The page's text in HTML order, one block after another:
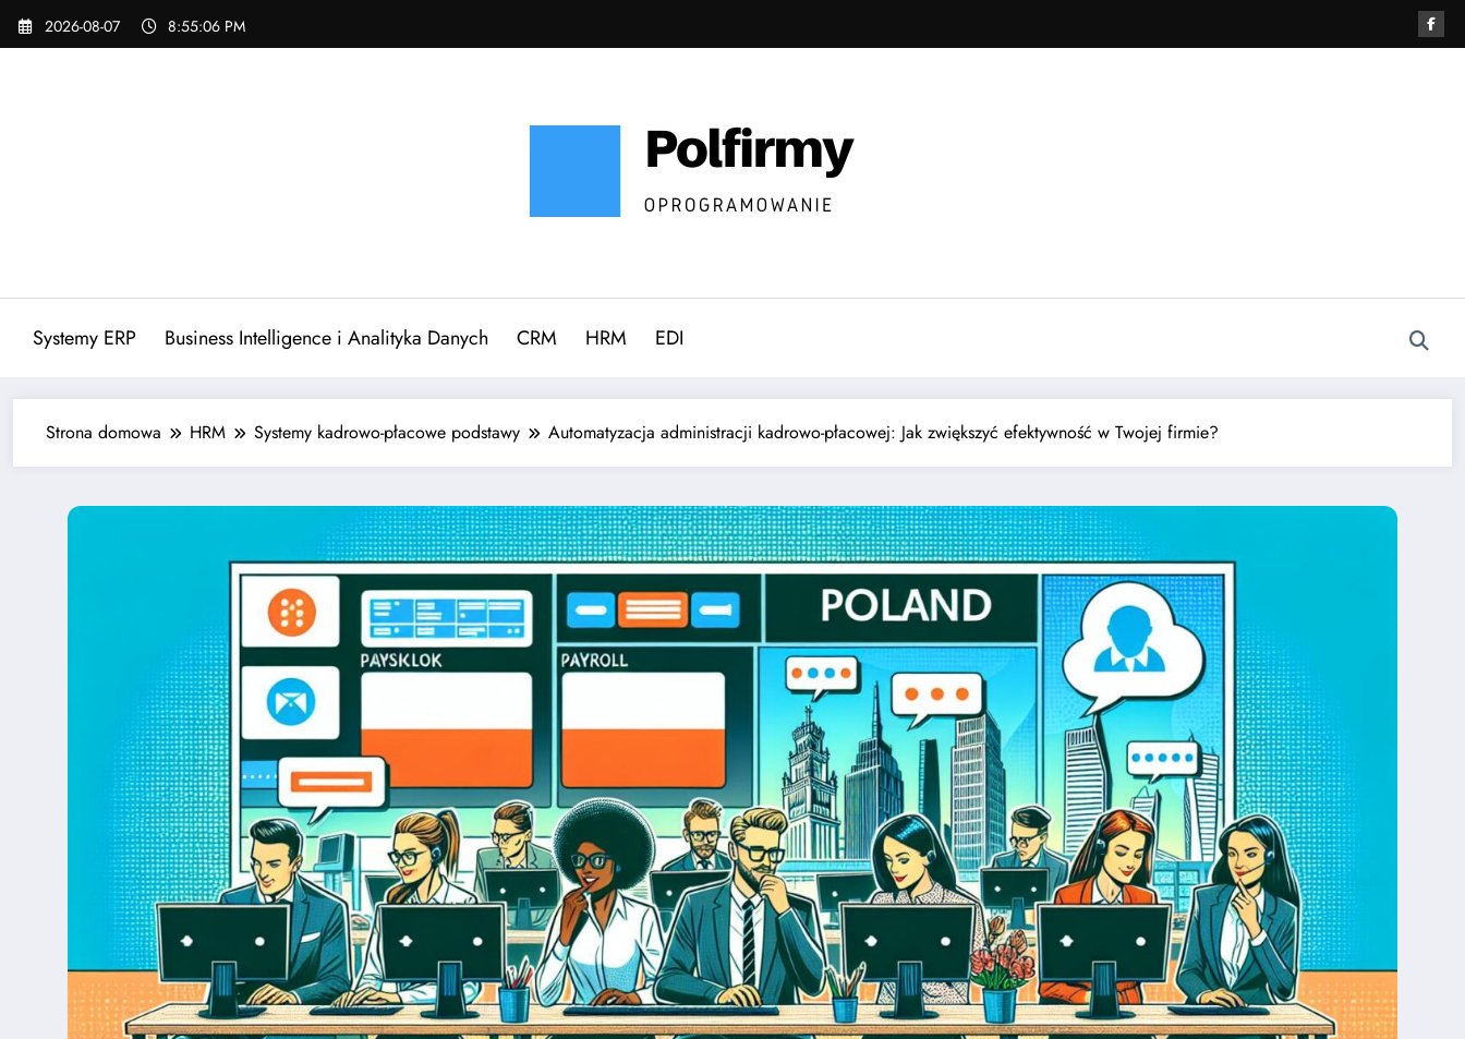
Skip
2026-08-07 8:55:07 PM
Systemy ERP Business Intelligence i Analityka Danych CRM HRM EDI
Strona domowa HRM Systemy kadrowo-płacowe podstawy Automatyzacja administracji kadrowo-płacowej: Jak zwiększyć efektywność w Twojej firmie?